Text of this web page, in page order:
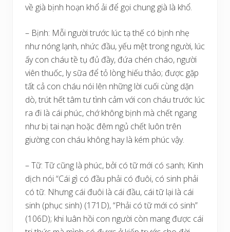
về già bịnh hoạn khổ ải để gọi chung già là khổ.
– Bịnh: Mỗi người trước lúc tạ thế có bịnh nhẹ
như nóng lạnh, nhức đầu, yếu mệt trong người, lúc
ấy con cháu tề tụ đủ đầy, đứa chén cháo, người
viên thuốc, ly sữa để tỏ lòng hiếu thảo; được gặp
tất cả con cháu nói lên những lời cuối cùng dặn
dò, trút hết tâm tư tình cảm với con cháu trước lúc
ra đi là cái phúc, chớ không bịnh mà chết ngang
như bị tai nạn hoặc đêm ngủ chết luôn trên
giường con cháu không hay là kém phúc vậy.
– Tữ: Tữ cũng là phúc, bởi có tữ mới có sanh; Kinh
dịch nói “Cái gì có đầu phải có đuôi, có sinh phải
có tữ. Nhưng cái đuôi là cái đầu, cái tữ lại là cái
sinh (phục sinh) (171D), “Phải có tữ mới có sinh”
(106D); khi luân hồi con người còn mang được cái